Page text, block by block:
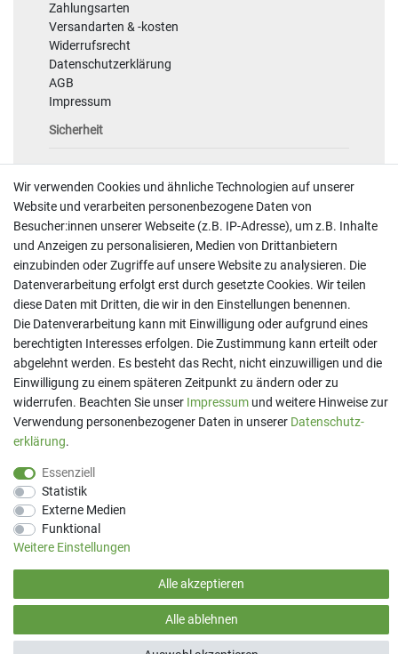
Zahlungsarten
Versandarten & -kosten
Widerrufsrecht
Datenschutzerklärung
AGB
Impressum
Sicherheit
Kontakt
Telefon:07191 - 9 33 21 80
E-Mail:info@printaro.de
Bürozeiten
Mo - Fr 09:00 Uhr - 13:00 Uhr
Wir verwenden Cookies und ähnliche Technologien auf unserer
Website und verarbeiten personenbezogene Daten von
Besucher:innen unserer Webseite (z.B. IP-Adresse), um z.B. Inhalte
und Anzeigen zu personalisieren, Medien von Drittanbietern
einzubinden oder Zugriffe auf unsere Website zu analysieren. Die
Datenverarbeitung erfolgt erst durch gesetzte Cookies. Wir teilen
diese Daten mit Dritten, die wir in den Einstellungen benennen.
Die Datenverarbeitung kann mit Einwilligung oder aufgrund eines
berechtigten Interesses erfolgen. Die Zustimmung kann erteilt oder
abgelehnt werden. Es besteht das Recht, nicht einzuwilligen und die
Einwilligung zu einem späteren Zeitpunkt zu ändern oder zu
widerrufen. Beachten Sie unser Impressum und weitere Hinweise zur
Verwendung personenbezogener Daten in unserer Daten­schutz­
erklärung.
Essenziell
Statistik
Externe Medien
Funktional
Weitere Einstellungen
Alle akzeptieren
Alle ablehnen